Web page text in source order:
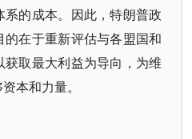
的成本。因此，特朗普政
在于重新评估与各盟国和
取最大利益为导向，为维
本和力量。